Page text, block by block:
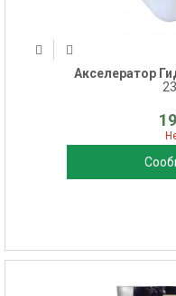
Акселератор